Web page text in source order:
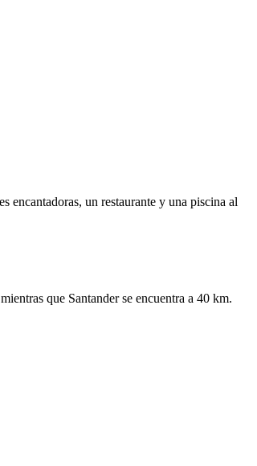
encantadoras, un restaurante y una piscina al
que Santander se encuentra a 40 km.